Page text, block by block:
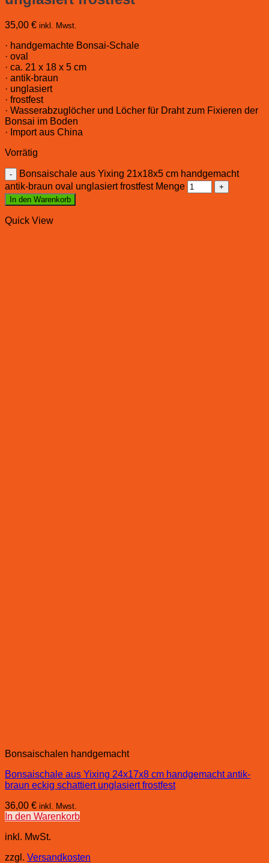
35,00 € inkl. Mwst.
· handgemachte Bonsai-Schale
· oval
· ca. 21 x 18 x 5 cm
· antik-braun
· unglasiert
· frostfest
· Wasserabzuglöcher und Löcher für Draht zum Fixieren der
Bonsai im Boden
· Import aus China
Vorrätig
Bonsaischale aus Yixing 21x18x5 cm handgemacht
antik-braun oval unglasiert frostfest Menge
In den Warenkorb
Quick View
Bonsaischalen handgemacht
Bonsaischale aus Yixing 24x17x8 cm handgemacht antik-
braun eckig schattiert unglasiert frostfest
36,00 € inkl. Mwst.
In den Warenkorb
inkl. MwSt.
zzgl. Versandkosten